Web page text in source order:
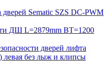
Sematic SZS DC-PWM
ДШ L=2879mm BT=1200
дверей лифта
левая без лыж и клипсы